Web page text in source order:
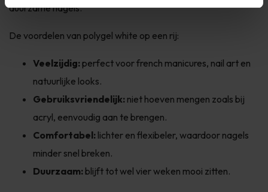
duurzame nagels.
De voordelen van polygel white op een rij:
Veelzijdig:perfect voor french manicures, nail art en
natuurlijke looks.
Gebruiksvriendelijk: niet hoeven mengen zoals bij
acryl, eenvoudig aan te brengen.
Comfortabel: lichter en flexibeler, waardoor nagels
minder snel breken.
Duurzaam:blijft tot wel vier weken mooi zitten.